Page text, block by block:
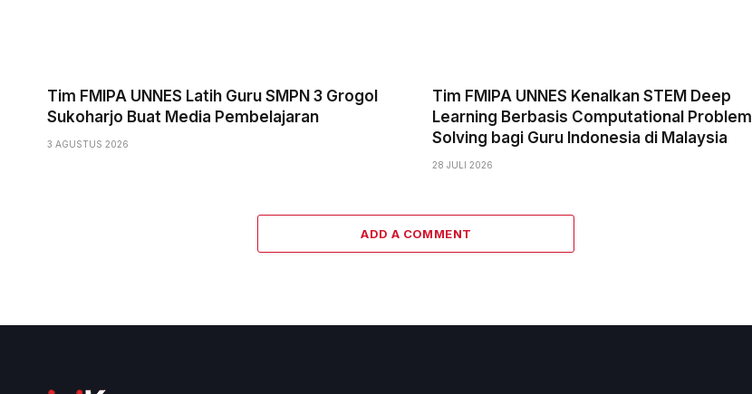
Tim FMIPA UNNES Latih Guru SMPN 3 Grogol
Sukoharjo Buat Media Pembelajaran
3 AGUSTUS 2026
Tim FMIPA UNNES Kenalkan STEM Deep
Learning Berbasis Computational Problem
Solving bagi Guru Indonesia di Malaysia
28 JULI 2026
ADD A COMMENT